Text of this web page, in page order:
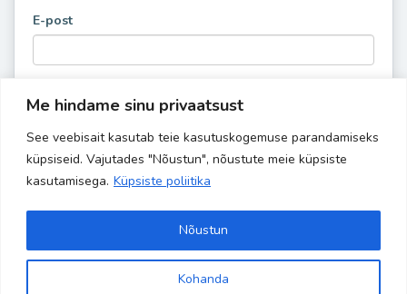
Me hindame sinu privaatsust
See veebisait kasutab teie kasutuskogemuse parandamiseks
küpsiseid. Vajutades "Nõustun", nõustute meie küpsiste
kasutamisega. Küpsiste poliitika
Kohanda
Nõustun
E-post